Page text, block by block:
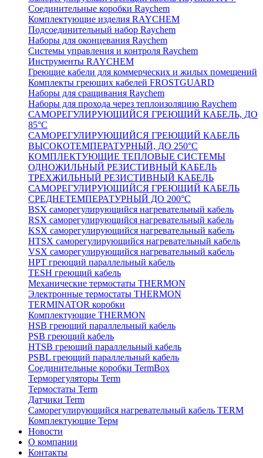
Соединительные коробки Raychem
Комплектующие изделия RAYCHEM
Подсоединительный набор Raychem
Наборы для оконцевания Raychem
Системы управления и контроля Raychem
Инструменты RAYCHEM
Греющие кабели для коммерческих и жилых помещений
Комплекты греющих кабелей FROSTGUARD
Наборы для сращивания Raychem
Наборы для прохода через теплоизоляцию Raychem
САМОРЕГУЛИРУЮЩИЙСЯ ГРЕЮЩИЙ КАБЕЛЬ, ДО
85°С
САМОРЕГУЛИРУЮЩИЙСЯ ГРЕЮЩИЙ КАБЕЛЬ
ВЫСОКОТЕМПЕРАТУРНЫЙ, ДО 250°С
КОМПЛЕКТУЮЩИЕ ТЕПЛОВЫЕ СИСТЕМЫ
ОДНОЖИЛЬНЫЙ РЕЗИСТИВНЫЙ КАБЕЛЬ
ТРЕХЖИЛЬНЫЙ РЕЗИСТИВНЫЙ КАБЕЛЬ
САМОРЕГУЛИРУЮЩИЙСЯ ГРЕЮЩИЙ КАБЕЛЬ
СРЕДНЕТЕМПЕРАТУРНЫЙ ДО 200°С
BSX саморегулирующийся нагревательный кабель
RSX саморегулирующийся нагревательный кабель
KSX саморегулирующийся нагревательный кабель
HTSX саморегулирующийся нагревательный кабель
VSX саморегулирующийся нагревательный кабель
НРТ греющий параллельный кабель
TESH греющий кабель
Механические термостаты THERMON
Электронные термостаты THERMON
TERMINATOR коробки
Комплектующие THERMON
HSB греющий параллельный кабель
PSB греющий кабель
HTSB греющий параллельный кабель
PSBL греющий параллельный кабель
Соединительные коробки TermBox
Терморегуляторы Term
Термостаты Term
Датчики Term
Саморегулирующийся нагревательный кабель TERM
Комплектующие Терм
Новости
О компании
Контакты